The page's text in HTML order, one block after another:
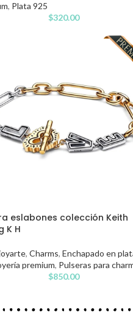
, Plata 925
$320.00
eslabones colección Keith
K H
, Charms, Enchapado en
premium, Pulseras para
$850.00